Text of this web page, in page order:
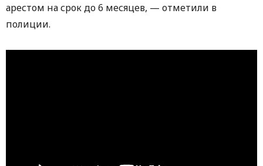
арестом на срок до 6 месяцев, — отметили в
полиции.